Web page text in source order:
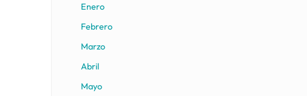
Enero
Febrero
Marzo
Abril
Mayo